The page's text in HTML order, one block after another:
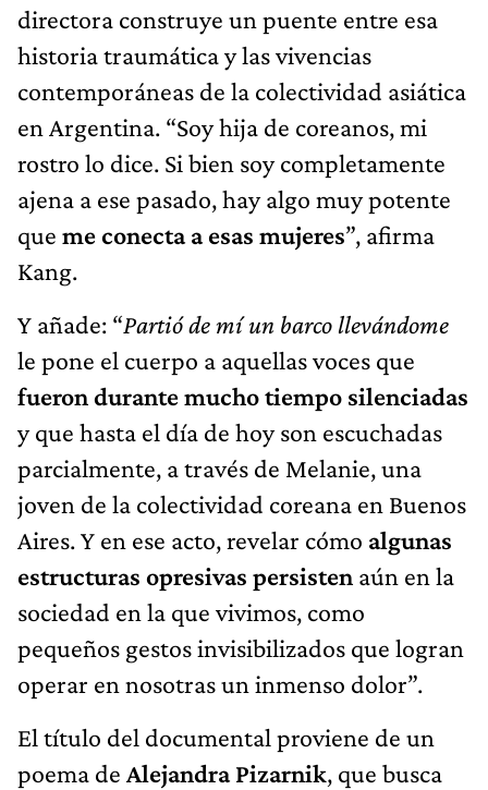
directora construye un puente entre esa
historia traumática y las vivencias
contemporáneas de la colectividad asiática
en Argentina. “Soy hija de coreanos, mi
rostro lo dice. Si bien soy completamente
ajena a ese pasado, hay algo muy potente
que me conecta a esas mujeres”, afirma
Kang.
Y añade: “Partió de mí un barco llevándome
le pone el cuerpo a aquellas voces que
fueron durante mucho tiempo silenciadas
y que hasta el día de hoy son escuchadas
parcialmente, a través de Melanie, una
joven de la colectividad coreana en Buenos
Aires. Y en ese acto, revelar cómo algunas
estructuras opresivas persisten aún en la
sociedad en la que vivimos, como
pequeños gestos invisibilizados que logran
operar en nosotras un inmenso dolor”.
El título del documental proviene de un
poema de Alejandra Pizarnik, que busca